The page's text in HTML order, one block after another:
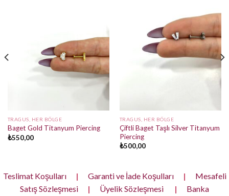
TRAGUS, HER BÖLGE
Baget Gold Titanyum Piercing
₺550,00
TRAGUS, HER BÖLGE
Çiftli Baget Taşlı Silver Titanyum
Piercing
₺500,00
Teslimat Koşulları | Garanti ve İade Koşulları |
Mesafeli
Satış Sözleşmesi
| Üyelik Sözleşmesi | Banka